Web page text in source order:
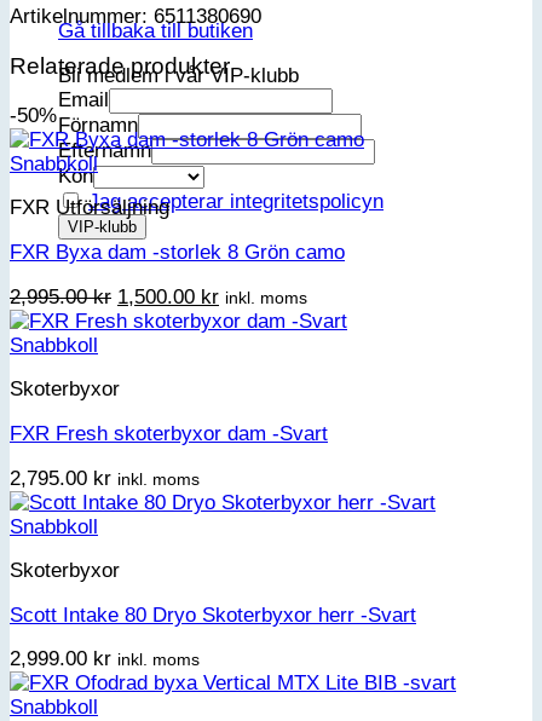
Gå tillbaka till butiken
Bli medlem i vår VIP-klubb
Email
Förnamn
Efternamn
Kön
Jag accepterar integritetspolicyn
Artikelnummer: 6511380690
Relaterade produkter
-50%
Snabbkoll
FXR Utförsäljning
FXR Byxa dam -storlek 8 Grön camo
2,995.00kr Det
ursprungliga
2,995.00 kr.
1,500.00 krDet
nuvarande
inkl. moms
Snabbkoll
Skoterbyxor
FXR Fresh skoterbyxor dam -Svart
2,795.00 kr inkl. moms
Snabbkoll
Skoterbyxor
Scott Intake 80 Dryo Skoterbyxor herr -Svart
2,999.00 kr inkl. moms
Snabbkoll